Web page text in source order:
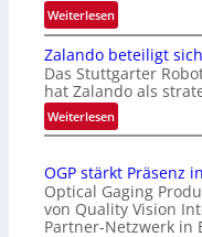
Weiterlesen:
I
n
t
e
r
n
t
i
o
Zalando beteiligt
Das Stuttgarter
hat Zalando als
Weiterlesen:
Z
l
a
n
OGP stärkt Präsenz
Optical Gaging
von Quality Vision
Partner-Netzwerk in